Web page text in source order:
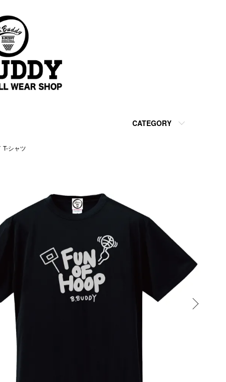
CATEGORY
シャツ